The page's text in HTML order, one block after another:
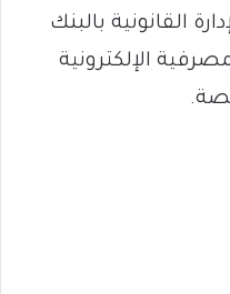
القانونية بالبنك
الإلكترونية